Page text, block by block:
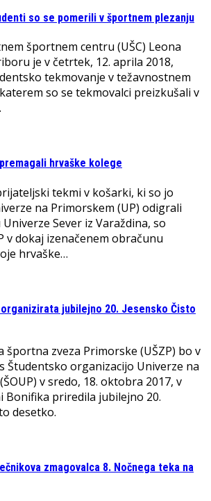
so se pomerili v športnem plezanju
športnem centru (UŠC) Leona
je v četrtek, 12. aprila 2018,
tekmovanje v težavnostnem
so se tekmovalci preizkušali v
hrvaške kolege
tekmi v košarki, ki so jo
na Primorskem (UP) odigrali
Sever iz Varaždina, so
v dokaj izenačenem obračunu
hrvaške…
organizirata jubilejno 20. Jesensko Čisto
športna zveza Primorske (UŠZP) bo v
Študentsko organizacijo Univerze na
v sredo, 18. oktobra 2017, v
Bonifika priredila jubilejno 20.
desetko.
zmagovalca 8. Nočnega teka na